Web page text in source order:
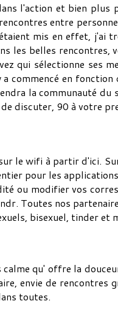
l'action et bien
entre
mis en effet, j'ai
les belles
qui sélectionne ses
commencé en
la communauté
discuter, 90 à votre
le wifi à partir d'ici.
pour les
ou modifier vos
Toutes nos
bisexuel, tinder et
qu' offre la
envie de
toutes.